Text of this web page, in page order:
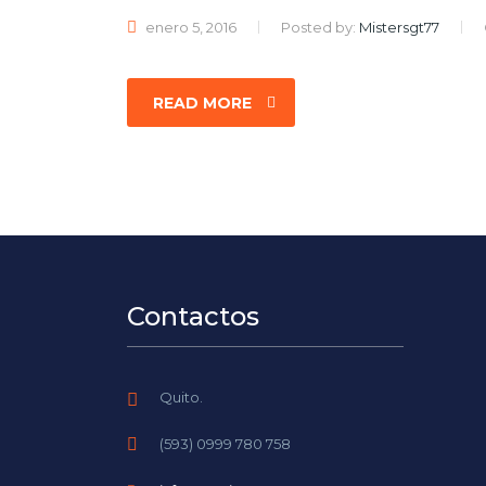
enero 5, 2016 Posted by: Mistersgt77
READ MORE
Contactos
Quito.
(593) 0999 780 758